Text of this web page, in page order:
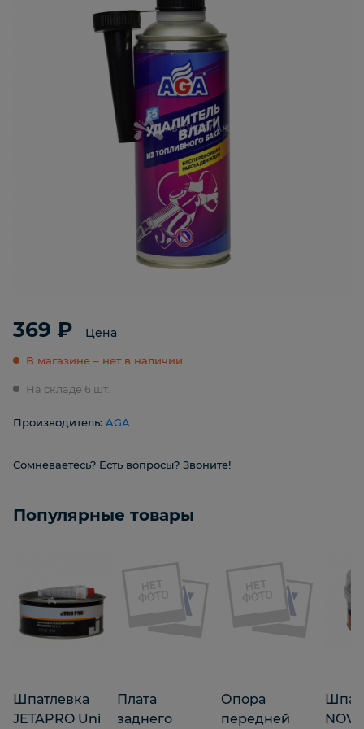
369 ₽ Цена
В магазине – нет в наличии
На складе 6 шт.
Производитель: AGA
Сомневаетесь? Есть вопросы? Звоните!
Популярные товары
Шпатлевка
JETAPRO Uni
Плата
заднего
Опора
передней